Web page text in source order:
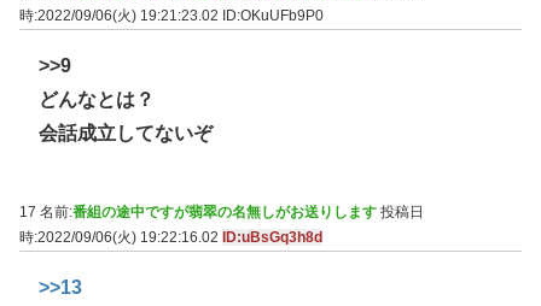
時:2022/09/06(火) 19:21:23.02 ID:OKuUFb9P0
>>9
どんなとは？
会話成立してないぞ
17 名前:番組の途中ですが翡翠の名無しがお送りします 投稿日
時:2022/09/06(火) 19:22:16.02
ID:uBsGq3h8d
>>13